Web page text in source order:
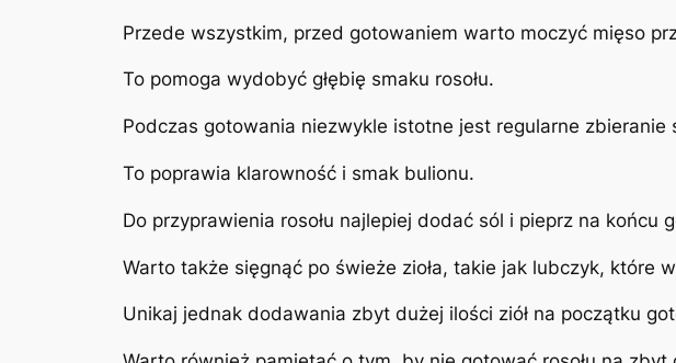
Przede wszystkim, przed gotowaniem warto moczyć mięso
To pomoga wydobyć głębię smaku rosołu.
Podczas gotowania niezwykle istotne jest regularne
To poprawia klarowność i smak bulionu.
Do przyprawienia rosołu najlepiej dodać sól i pieprz na końcu
Warto także sięgnąć po świeże zioła, takie jak lubczyk, które
Unikaj jednak dodawania zbyt dużej ilości ziół na początku